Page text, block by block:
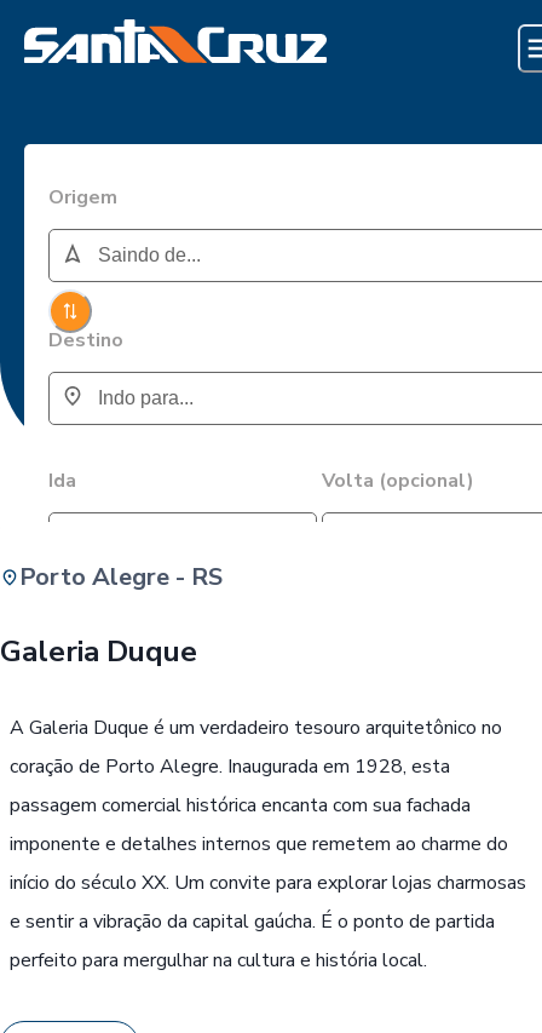
Origem
Destino
Ida Volta (opcional)
Porto Alegre - RS
Galeria Duque
A Galeria Duque é um verdadeiro tesouro arquitetônico no
coração de Porto Alegre. Inaugurada em 1928, esta
passagem comercial histórica encanta com sua fachada
imponente e detalhes internos que remetem ao charme do
início do século XX. Um convite para explorar lojas charmosas
e sentir a vibração da capital gaúcha. É o ponto de partida
perfeito para mergulhar na cultura e história local.